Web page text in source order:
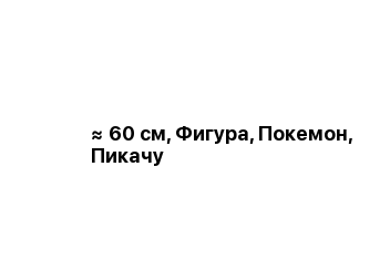
≈ 60 см, Фигура, Покемон,
Пикачу